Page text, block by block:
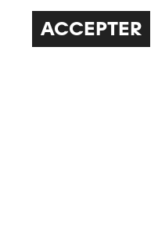
ACCEPTER